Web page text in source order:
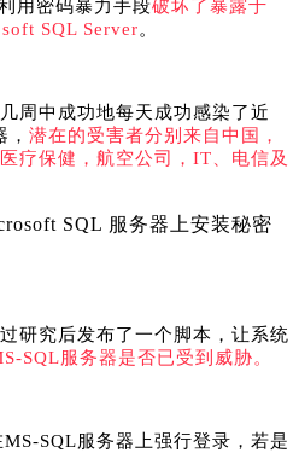
用密码暴力手段破坏了暴露于
SQL Server。
周中成功地每天成功感染了近
潜在的受害者分别来自中国，
疗保健，航空公司，IT、电信及
研究后发布了一个脚本，让系统
SQL服务器是否已受到威胁。
SQL服务器上强行登录，若是